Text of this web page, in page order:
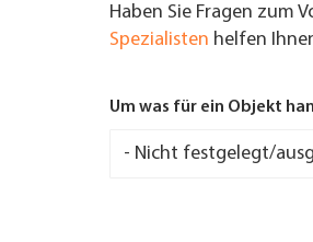
Haben Sie Fragen zum
Spezialisten helfen
Um was für ein Objekt